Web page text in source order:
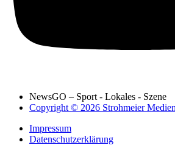
NewsGO – Sport - Lokales - Szene
Copyright © 2026 Strohmeier
Impressum
Datenschutzerklärung